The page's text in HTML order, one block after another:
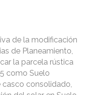
de la modificación
de Planeamiento,
la parcela rústica
como Suelo
casco consolidado,